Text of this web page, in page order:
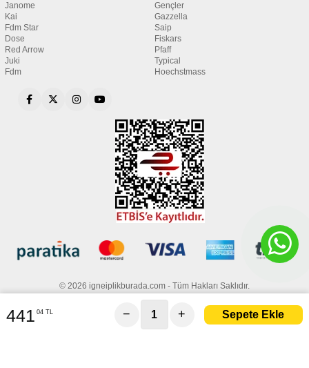
Janome
Kai
Fdm Star
Dose
Red Arrow
Juki
Fdm
Gençler
Gazzella
Saip
Fiskars
Pfaff
Typical
Hoechstmass
© 2026 igneiplikburada.com - Tüm Hakları Saklıdır.
441 04 TL − +